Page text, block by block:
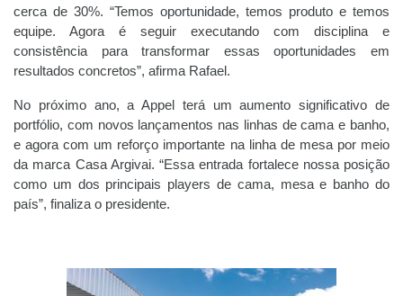
cerca de 30%. “Temos oportunidade, temos produto e temos
equipe. Agora é seguir executando com disciplina e
consistência para transformar essas oportunidades em
resultados concretos”, afirma Rafael.
No próximo ano, a Appel terá um aumento significativo de
portfólio, com novos lançamentos nas linhas de cama e banho,
e agora com um reforço importante na linha de mesa por meio
da marca Casa Argivai. “Essa entrada fortalece nossa posição
como um dos principais players de cama, mesa e banho do
país”, finaliza o presidente.